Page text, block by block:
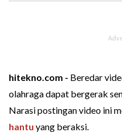
hitekno.com - Beredar
olahraga dapat bergerak
Narasi postingan video ini
hantu yang beraksi.